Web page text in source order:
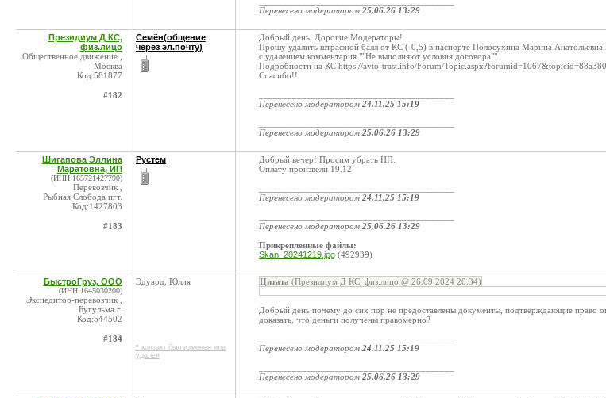
Перенесено модератором 25.06.26 13:29
Президиум Д КС,
физ.лицо
Общественное движение ,
Москва
Код:581877
#182
Семён(общение
через эл.почту)
Добрый день, Дорогие Модераторы!
Прошу удалить штрафной балл от КС (-0,5) в паспорте Полосухина Марина Анатольевна
с удалением комментария ""Не выполняют условия договора""
Подробности на КС https://avto-trast.info/Forum/
Спасибо!!
Перенесено модератором 24.11.25 15:19
Перенесено модератором 25.06.26 13:29
Шигапова Эллина
Маратовна, ИП
(ИНН:165721427790)
Перевозчик ,
Рыбная Слобода пгт.
Код:1427803
#183
Рустем
Добрый вечер! Просим убрать НП.
Оплату произвели 19.12
Перенесено модератором 24.11.25 15:19
Перенесено модератором 25.06.26 13:29
Прикрепленные файлы:
Skan_20241219.jpg (492939)
БыстроГруз, ООО
(ИНН:1645030200)
Экспедитор-перевозчик ,
Бугульма г.
Код:544502
#184
Эдуард, Юлия
* контакт был изменен или
удален
Цитата (Президиум Д КС, физ.лицо @ 26.09.2024 20:34)
Добрый день.почему до сих пор не предоставлены документы, подтверждающие право
доказать, что деньги получены правомерно?
Перенесено модератором 24.11.25 15:19
Перенесено модератором 25.06.26 13:29